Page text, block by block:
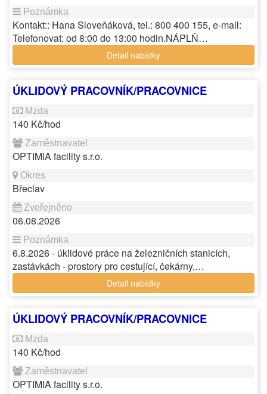
Kontakt:: Hana Sloveňáková, tel.: 800 400 155, e-mail:
Telefonovat: od 8:00 do 13:00 hodin.NÁPLŇ…
Detail nabídky
ÚKLIDOVÝ PRACOVNÍK/PRACOVNICE
140 Kč/hod
OPTIMIA facility s.r.o.
Břeclav
06.08.2026
6.8.2026 - úklidové práce na železničních stanicích,
zastávkách - prostory pro cestující, čekárny,…
Detail nabídky
ÚKLIDOVÝ PRACOVNÍK/PRACOVNICE
140 Kč/hod
OPTIMIA facility s.r.o.